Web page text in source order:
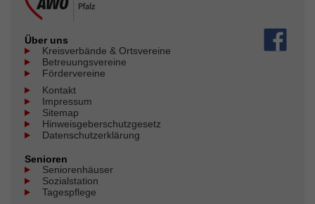
Über uns
Kreisverbände & Ortsvereine
Betreuungsvereine
Fördervereine
Kontakt
Impressum
Sitemap
Hinweisgeberschutzgesetz
Datenschutzerklärung
Senioren
Seniorenhäuser
Sozialstation
Tagespflege